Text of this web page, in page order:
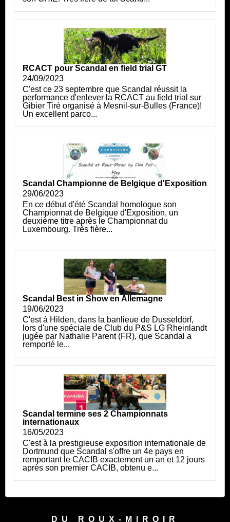
RCACT pour Scandal en field trial GT
24/09/2023
C'est ce 23 septembre que Scandal réussit la
performance d'enlever la RCACT au field trial sur
Gibier Tiré organisé à Mesnil-sur-Bulles (France)!
Un excellent parco...
Scandal Championne de Belgique d'Exposition
29/06/2023
En ce début d'été Scandal homologue son
Championnat de Belgique d'Exposition, un
deuxième titre après le Championnat du
Luxembourg. Très fière...
Scandal Best in Show en Allemagne
19/06/2023
C'est à Hilden, dans la banlieue de Dusseldörf,
lors d'une spéciale de Club du P&S LG Rheinlandt
jugée par Nathalie Parent (FR), que Scandal a
remporté le...
Scandal termine ses 2 Championnats
internationaux
16/05/2023
C'est à la prestigieuse exposition internationale de
Dortmund que Scandal s'offre un 4e pays en
remportant le CACIB exactement un an et 12 jours
après son premier CACIB, obtenu e...
DU ROUX-MIROIR